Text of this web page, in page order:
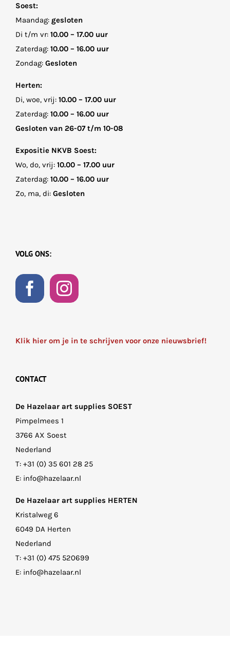
Soest:
Maandag: gesloten
Di t/m vr: 10.00 – 17.00 uur
Zaterdag: 10.00 – 16.00 uur
Zondag: Gesloten
Herten:
Di, woe, vrij: 10.00 – 17.00 uur
Zaterdag: 10.00 – 16.00 uur
Gesloten van 26-07 t/m 10-08
Expositie NKVB Soest:
Wo, do, vrij: 10.00 – 17.00 uur
Zaterdag: 10.00 – 16.00 uur
Zo, ma, di: Gesloten
VOLG ONS:
Klik hier om je in te schrijven voor onze nieuwsbrief!
CONTACT
De Hazelaar art supplies SOEST
Pimpelmees 1
3766 AX Soest
Nederland
T: +31 (0) 35 601 28 25
E: info@hazelaar.nl
De Hazelaar art supplies HERTEN
Kristalweg 6
6049 DA Herten
Nederland
T: +31 (0) 475 520699
E: info@hazelaar.nl